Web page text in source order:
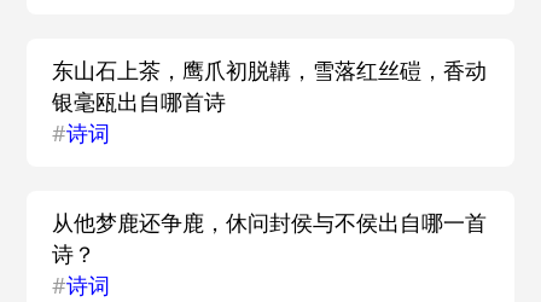
东山石上茶，鹰爪初脱韝，雪落红丝磑，香动
银毫瓯出自哪首诗
#诗词
从他梦鹿还争鹿，休问封侯与不侯出自哪一首
诗？
#诗词